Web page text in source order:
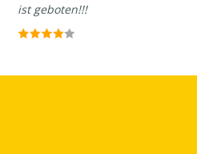
ist geboten!!!